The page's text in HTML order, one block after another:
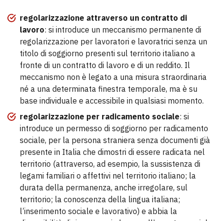
regolarizzazione attraverso un contratto di
lavoro: si introduce un meccanismo permanente di
regolarizzazione per lavoratori e lavoratrici senza un
titolo di soggiorno presenti sul territorio italiano a
fronte di un contratto di lavoro e di un reddito. Il
meccanismo non è legato a una misura straordinaria
né a una determinata finestra temporale, ma è su
base individuale e accessibile in qualsiasi momento.
regolarizzazione per radicamento sociale: si
introduce un permesso di soggiorno per radicamento
sociale, per la persona straniera senza documenti già
presente in Italia che dimostri di essere radicata nel
territorio (attraverso, ad esempio, la sussistenza di
legami familiari o affettivi nel territorio italiano; la
durata della permanenza, anche irregolare, sul
territorio; la conoscenza della lingua italiana;
l’inserimento sociale e lavorativo) e abbia la